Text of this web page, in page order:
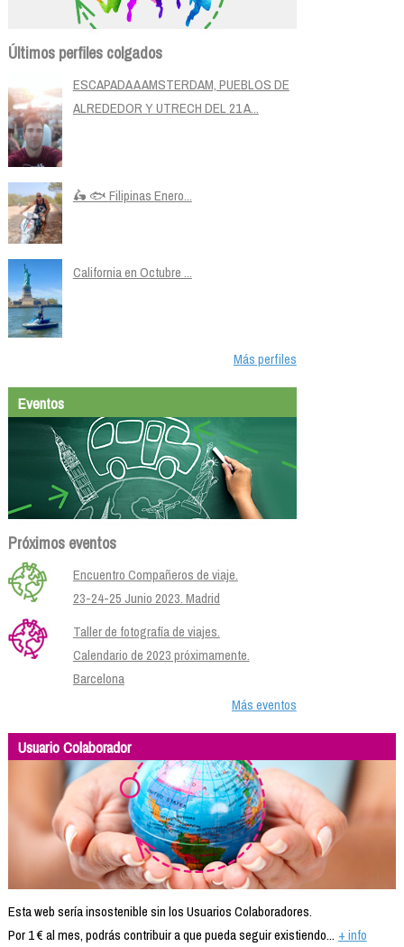
Últimos perfiles colgados
ESCAPADA A AMSTERDAM, PUEBLOS DE
ALREDEDOR Y UTRECH DEL 21 A...
🛵 🐟 Filipinas Enero...
California en Octubre ...
Más perfiles
Eventos
Próximos eventos
Encuentro Compañeros de viaje.
23-24-25 Junio 2023. Madrid
Taller de fotografía de viajes.
Calendario de 2023 próximamente.
Barcelona
Más eventos
Usuario Colaborador
Esta web sería insostenible sin los Usuarios Colaboradores.
Por 1 € al mes, podrás contribuir a que pueda seguir existiendo... + info